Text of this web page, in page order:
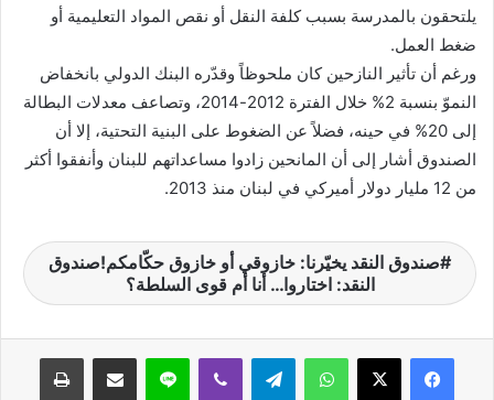
يلتحقون بالمدرسة بسبب كلفة النقل أو نقص المواد التعليمية أو
ضغط العمل.
ورغم أن تأثير النازحين كان ملحوظاً وقدّره البنك الدولي بانخفاض
النموّ بنسبة 2% خلال الفترة 2012-2014، وتصاعف معدلات البطالة
إلى 20% في حينه، فضلاً عن الضغوط على البنية التحتية، إلا أن
الصندوق أشار إلى أن المانحين زادوا مساعداتهم للبنان وأنفقوا أكثر
من 12 مليار دولار أميركي في لبنان منذ 2013.
صندوق النقد يخيّرنا: خازوقي أو خازوق حكّامكم!صندوق
النقد: اختاروا… أنا أم قوى السلطة؟
واتساب لاين